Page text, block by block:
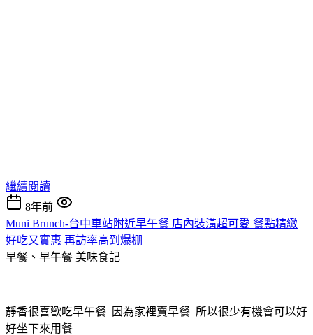
繼續閱讀
8年前
Muni Brunch-台中車站附近早午餐 店內裝潢超可愛 餐點精緻
好吃又實惠 再訪率高到爆棚
早餐、早午餐 美味食記
靜香很喜歡吃早午餐 因為家裡賣早餐 所以很少有機會可以好
好坐下來用餐